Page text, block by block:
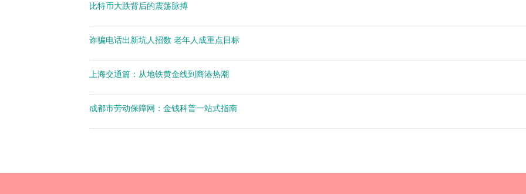
比特币大跌背后的震荡脉搏
诈骗电话出新坑人招数 老年人成重点目标
上海交通篇：从地铁黄金线到商港热潮
成都市劳动保障网：金钱科普一站式指南